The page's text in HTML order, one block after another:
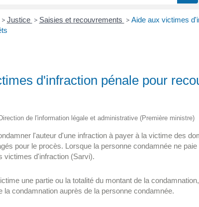
> Justice > Saisies et recouvrements > Aide aux victimes
d'infraction pénale pour
de l'information légale et administrative (Première ministre)
l'auteur d'une infraction à payer à la victime des
pour le procès. Lorsque la personne condamnée ne
victimes d'infraction (Sarvi).
une partie ou la totalité du montant de la
la condamnation auprès de la personne condamnée.